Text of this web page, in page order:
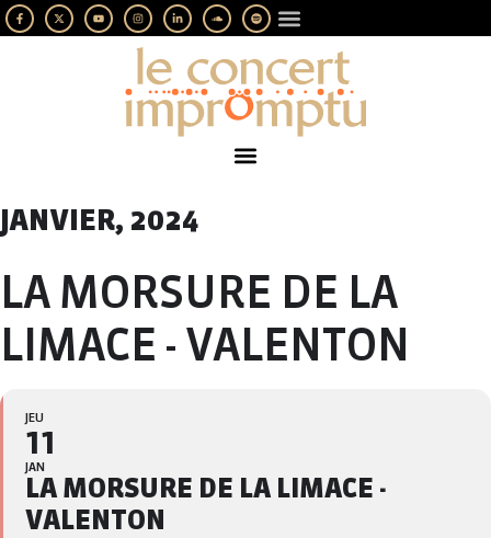
JANVIER, 2024
LA MORSURE DE LA
LIMACE - VALENTON
JEU
11
JAN
LA MORSURE DE LA LIMACE -
VALENTON